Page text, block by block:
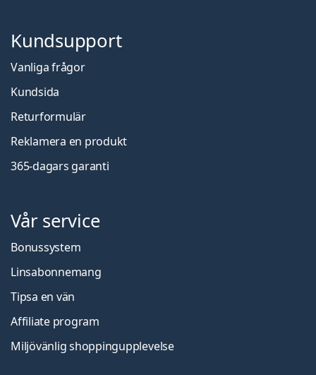
Kundsupport
Vanliga frågor
Kundsida
Returformulär
Reklamera en produkt
365-dagars garanti
Vår service
Bonussystem
Linsabonnemang
Tipsa en vän
Affiliate program
Miljövänlig shoppingupplevelse